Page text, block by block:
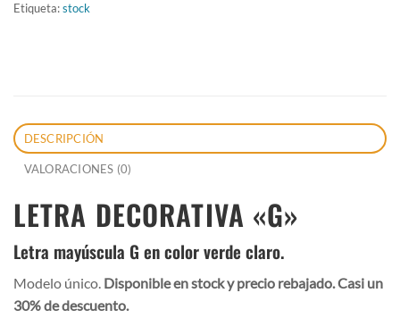
Etiqueta:stock
DESCRIPCIÓN
VALORACIONES (0)
LETRA DECORATIVA «G»
Letra mayúscula G en color verde claro.
Modelo único. Disponible en stock y precio rebajado. Casi un
30% de descuento.